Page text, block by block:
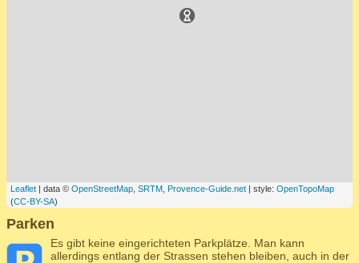
Leaflet | data © OpenStreetMap SRTM Provence-Guide.net | style: OpenTopoMap
(CC-BY-SA)
Parken
Es gibt keine eingerichteten Parkplätze. Man kann
allerdings entlang der Strassen stehen bleiben, auch in der